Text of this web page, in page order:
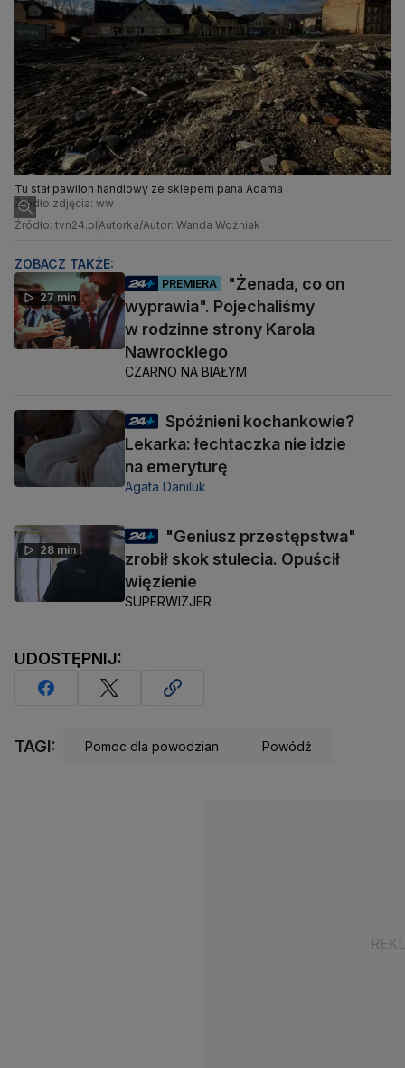
Tu stał pawilon handlowy ze sklepem pana Adama
Źródło zdjęcia: ww
Źródło: tvn24.plAutorka/Autor: Wanda Woźniak
ZOBACZ TAKŻE:
27 min
PREMIERA
"Żenada, co on
wyprawia". Pojechaliśmy
w rodzinne strony Karola
Nawrockiego
CZARNO NA BIAŁYM
Spóźnieni kochankowie?
Lekarka: łechtaczka nie idzie
na emeryturę
Agata Daniluk
28 min
"Geniusz przestępstwa"
zrobił skok stulecia. Opuścił
więzienie
SUPERWIZJER
UDOSTĘPNIJ:
TAGI: Pomoc dla powodzian Powódź